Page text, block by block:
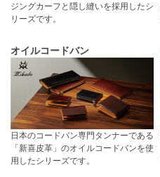
ジングカーフと隠し縫いを採用したシ
リーズです。
オイルコードバン
日本のコードバン専門タンナーである
「新喜皮革」のオイルコードバンを使
用したシリーズです。